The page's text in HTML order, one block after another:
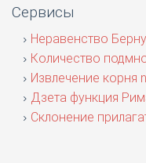
Сервисы
Неравенство
Количество
Извлечение корня
Дзета функция
Склонение